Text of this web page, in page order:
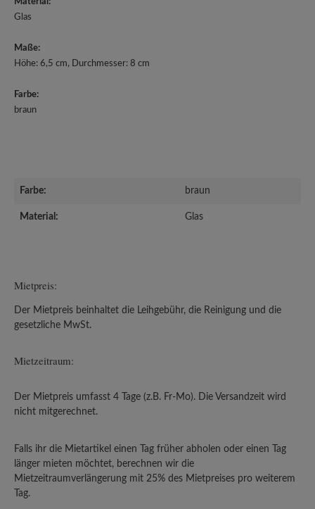
Glas
Maße:
Höhe: 6,5 cm, Durchmesser: 8 cm
Farbe:
braun
Farbe: braun
Material: Glas
Mietpreis:
Der Mietpreis beinhaltet die Leihgebühr, die Reinigung und die
gesetzliche MwSt.
Mietzeitraum:
Der Mietpreis umfasst 4 Tage (z.B. Fr-Mo). Die Versandzeit wird
nicht mitgerechnet.
Falls ihr die Mietartikel einen Tag früher abholen oder einen Tag
länger mieten möchtet, berechnen wir die
Mietzeitraumverlängerung mit 25% des Mietpreises pro weiterem
Tag.